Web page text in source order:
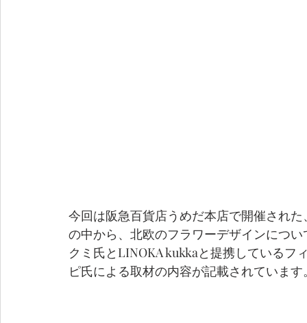
今回は阪急百貨店うめだ本店で開催され
の中から、北欧のフラワーデザインにつ
クミ氏とLINOKA kukkaと提携しているフ
ピ氏による取材の内容が記載されています